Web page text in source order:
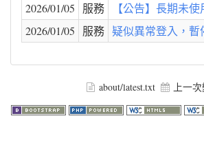
2026/01/05
服務
【公告】長期未
2026/01/05
服務 疑似異常登入，暫
about/latest.txt 上一